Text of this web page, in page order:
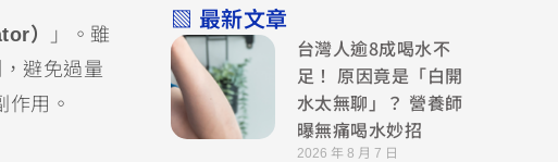
）
」。雖
避免過量
用。
▧ 最新文章
台灣人逾8成喝水不
足！ 原因竟是「白開
水太無聊」？ 營養師
曝無痛喝水妙招
2026 年 8 月 7 日